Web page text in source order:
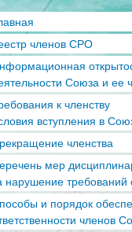
членов СРО
Союза и ее
к членству
вступления в
членства
мер
нарушение требований
и порядок
членов